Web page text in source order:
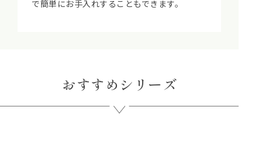
で簡単にお手入れすることもできます。
おすすめシリーズ